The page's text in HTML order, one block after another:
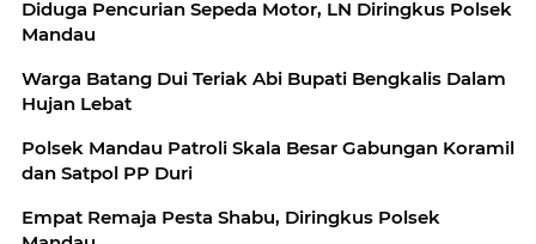
Diduga Pencurian Sepeda Motor, LN Diringkus Polsek
Mandau
Warga Batang Dui Teriak Abi Bupati Bengkalis Dalam
Hujan Lebat
Polsek Mandau Patroli Skala Besar Gabungan Koramil
dan Satpol PP Duri
Empat Remaja Pesta Shabu, Diringkus Polsek